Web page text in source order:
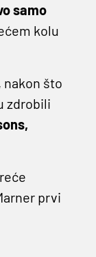
samo
kolu
što
zdrobili
prvi